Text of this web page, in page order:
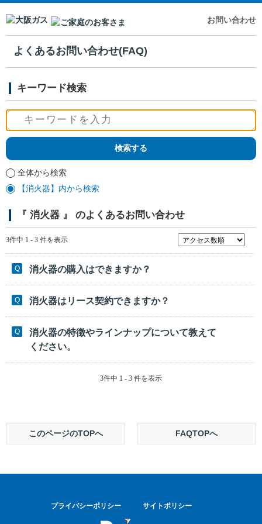
お問い合わせ
よくあるお問い合わせ(FAQ)
キーワード検索
全体から検索
【消火器】内から検索
『 消火器 』 のよくあるお問い合わせ
3件中 1 - 3 件を表示
消火器の購入はできますか？
消火器はリース契約できますか？
消火器の特徴やラインナップについて教えて
ください。
3件中 1 - 3 件を表示
このページのTOPへ FAQTOPへ
プライバシーポリシー サイトポリシー